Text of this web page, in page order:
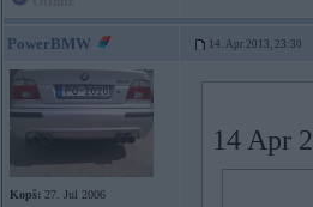
PowerBMW 14. Apr 2013, 23:30
Kopš: 27. Jul 2006
14 Apr